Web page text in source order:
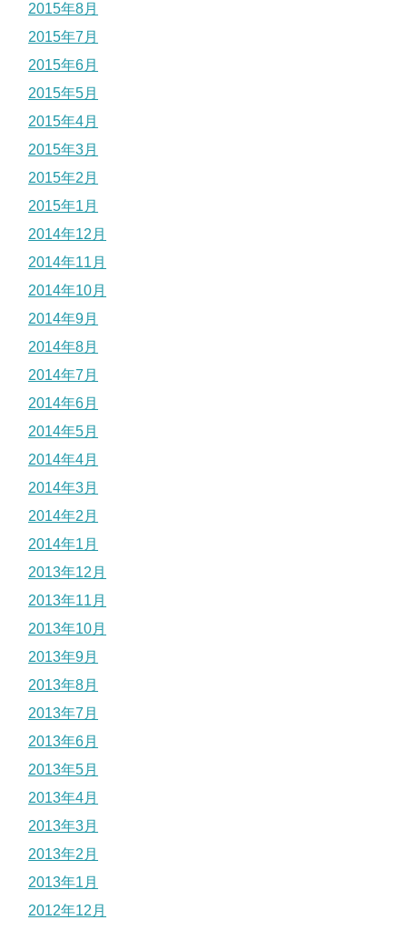
2015年8月
2015年7月
2015年6月
2015年5月
2015年4月
2015年3月
2015年2月
2015年1月
2014年12月
2014年11月
2014年10月
2014年9月
2014年8月
2014年7月
2014年6月
2014年5月
2014年4月
2014年3月
2014年2月
2014年1月
2013年12月
2013年11月
2013年10月
2013年9月
2013年8月
2013年7月
2013年6月
2013年5月
2013年4月
2013年3月
2013年2月
2013年1月
2012年12月